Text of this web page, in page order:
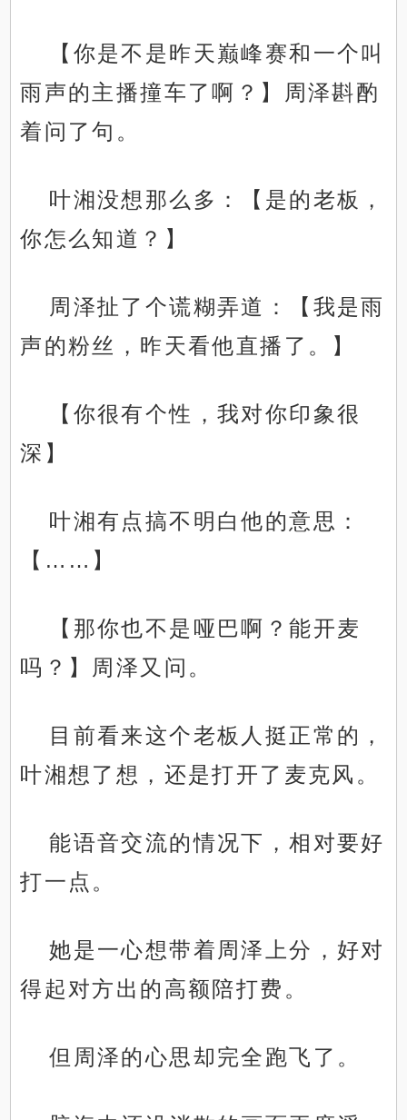
【你是不是昨天巅峰赛和一个叫
雨声的主播撞车了啊？】周泽斟酌
着问了句。
叶湘没想那么多：【是的老板，
你怎么知道？】
周泽扯了个谎糊弄道：【我是雨
声的粉丝，昨天看他直播了。】
【你很有个性，我对你印象很
深】
叶湘有点搞不明白他的意思：
【……】
【那你也不是哑巴啊？能开麦
吗？】周泽又问。
目前看来这个老板人挺正常的，
叶湘想了想，还是打开了麦克风。
能语音交流的情况下，相对要好
打一点。
她是一心想带着周泽上分，好对
得起对方出的高额陪打费。
但周泽的心思却完全跑飞了。